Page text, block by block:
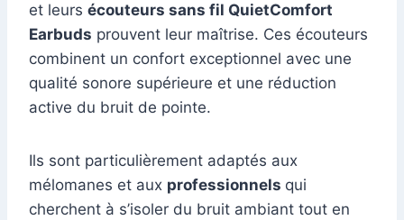
et leurs écouteurs sans fil QuietComfort
Earbuds prouvent leur maîtrise. Ces écouteurs
combinent un confort exceptionnel avec une
qualité sonore supérieure et une réduction
active du bruit de pointe.
Ils sont particulièrement adaptés aux
mélomanes et aux professionnels qui
cherchent à s’isoler du bruit ambiant tout en